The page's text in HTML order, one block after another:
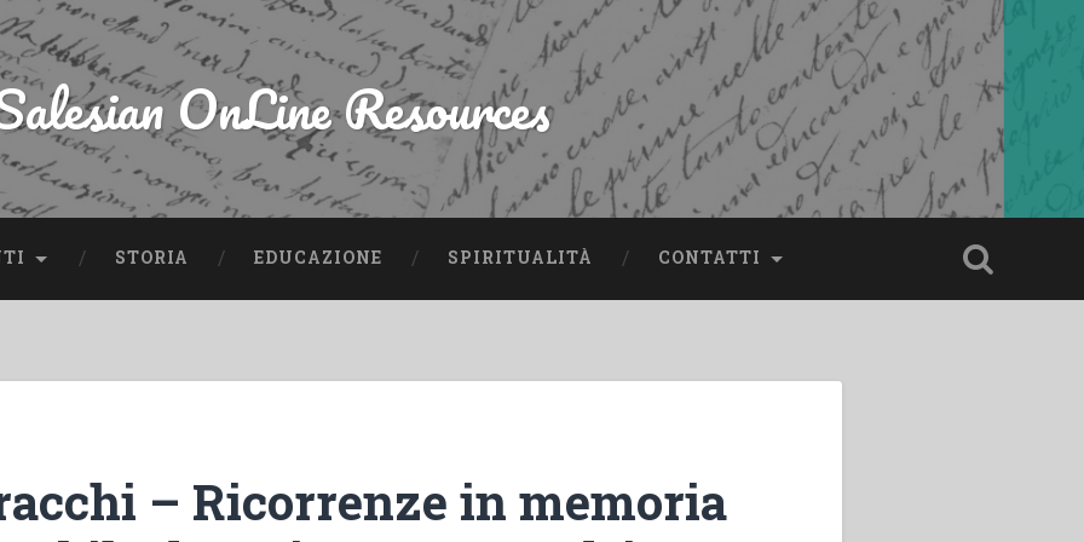
OnLine Resources
STORIA EDUCAZIONE SPIRITUALITÀ CONTATTI
– Ricorrenze in memoria